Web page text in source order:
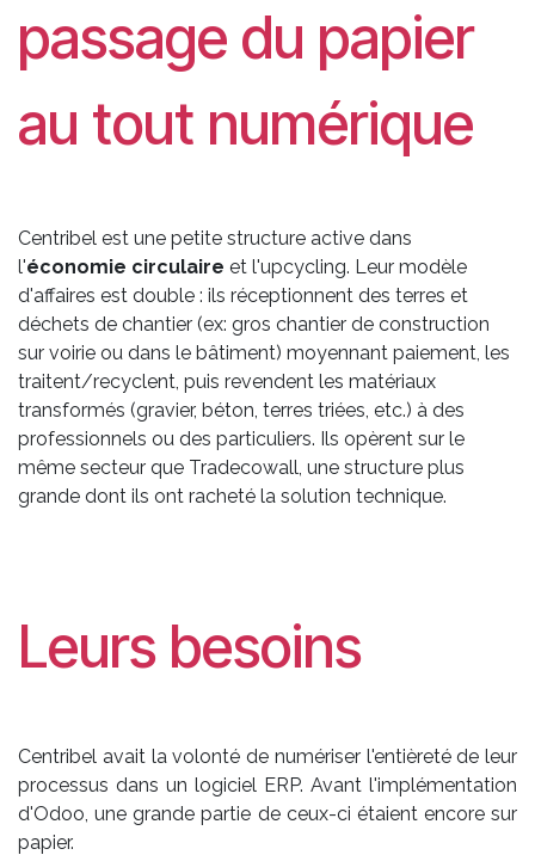
passage du papier
au tout numérique
Centribel est une petite structure active dans
l'économie circulaire et l'upcycling. Leur modèle
d'affaires est double : ils réceptionnent des terres et
déchets de chantier (ex: gros chantier de construction
sur voirie ou dans le bâtiment) moyennant paiement, les
traitent/recyclent, puis revendent les matériaux
transformés (gravier, béton, terres triées, etc.) à des
professionnels ou des particuliers. Ils opèrent sur le
même secteur que Tradecowall, une structure plus
grande dont ils ont racheté la solution technique.
Leurs besoins
Centribel avait la volonté de numériser l'entièreté de leur
processus dans un logiciel ERP. Avant l'implémentation
d'Odoo, une grande partie de ceux-ci étaient encore sur
papier.